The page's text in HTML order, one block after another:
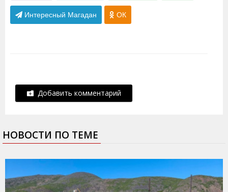
Интересный Магадан ОК
Добавить комментарий
НОВОСТИ ПО ТЕМЕ